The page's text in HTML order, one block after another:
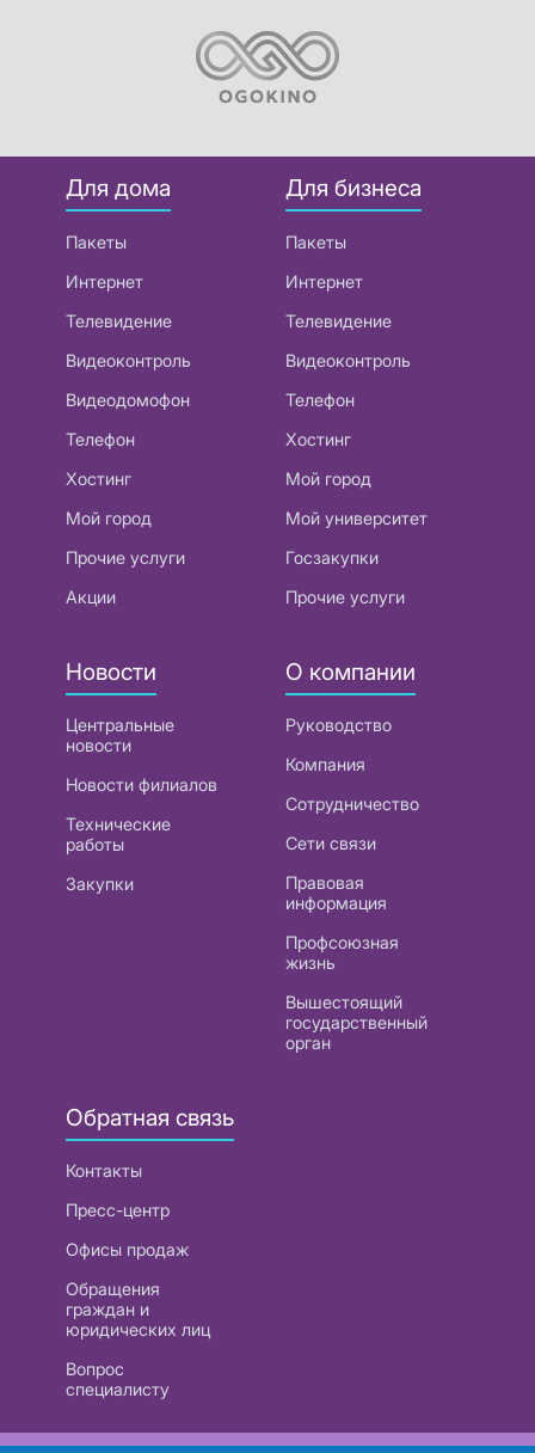
Для дома
Пакеты
Интернет
Телевидение
Видеоконтроль
Видеодомофон
Телефон
Хостинг
Мой город
Прочие услуги
Акции
Для бизнеса
Пакеты
Интернет
Телевидение
Видеоконтроль
Телефон
Хостинг
Мой город
Мой университет
Госзакупки
Прочие услуги
Новости
Центральные
новости
Новости филиалов
Технические
работы
Закупки
О компании
Руководство
Компания
Сотрудничество
Сети связи
Правовая
информация
Профсоюзная
жизнь
Вышестоящий
государственный
орган
Обратная связь
Контакты
Пресс-центр
Офисы продаж
Обращения
граждан и
юридических лиц
Вопрос
специалисту